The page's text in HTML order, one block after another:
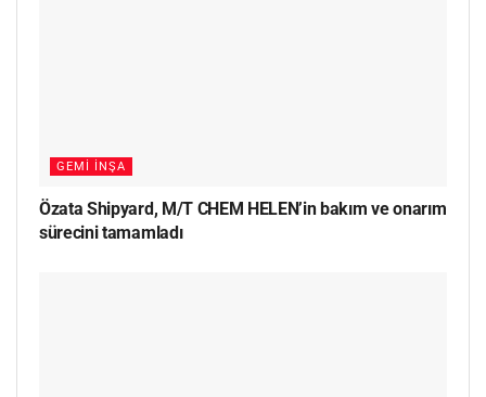
GEMI İNŞA
Özata Shipyard, M/T CHEM HELEN’in bakım ve onarım
sürecini tamamladı